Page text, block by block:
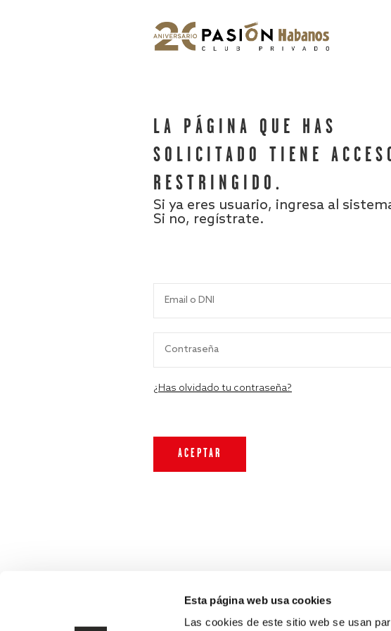
Esta página web usa cookies
Las cookies de este sitio web se usan
LA PÁGINA QUE HAS
SOLICITADO TIENE
RESTRINGIDO.
Si ya eres usuario, ingresa al
Si no, regístrate.
¿Has olvidado tu contraseña?